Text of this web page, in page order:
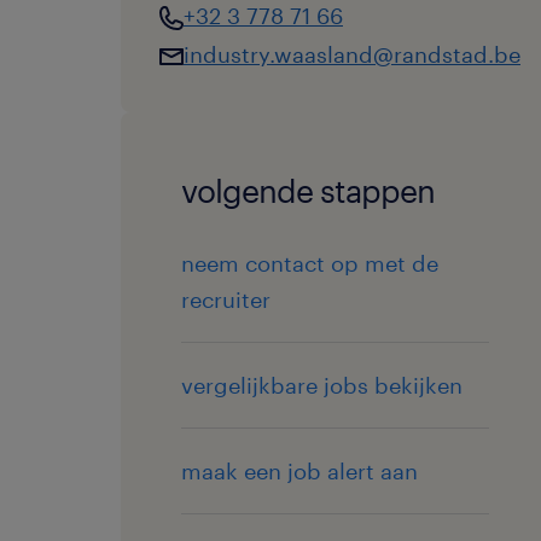
+32 3 778 71 66
industry.waasland@randstad.be
volgende stappen
neem contact op met de
recruiter
vergelijkbare jobs bekijken
maak een job alert aan